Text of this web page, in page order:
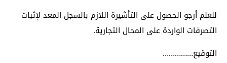
للعلم أرجو الحصول على التأشيرة اللازم بالسجل المعد لإثبات
التصرفات الواردة على المحال التجارية.
التوقيع……………